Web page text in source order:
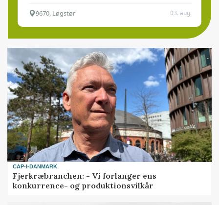
9670, Løgstør 03. aug.
CAP-I-DANMARK
Fjerkræbranchen: - Vi forlanger ens
konkurrence- og produktionsvilkår